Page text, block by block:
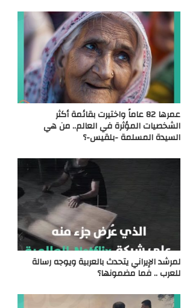
عمرها 82 عاماً واختيرت بقائمة أكثر
الشخصيات المؤثرة في العالم.. من هي
السيدة المسلمة -بلقيس-؟
لمرشد الإيراني يتحدث بالعربية ويوجه رسالة
للعرب .. فما مضمونها؟